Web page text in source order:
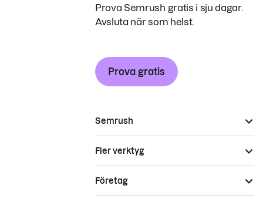
Prova Semrush gratis i sju dagar.
Avsluta när som helst.
Prova gratis
Semrush
Fler verktyg
Företag